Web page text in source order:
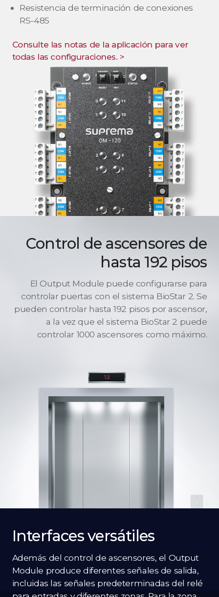
Resistencia de terminación de conexiones
RS-485
Consulte las notas de la aplicación para ver
todas las configuraciones. >
Control de ascensores de
hasta 192 pisos
El Output Module puede configurarse para
controlar puertas con el sistema BioStar 2. Se
pueden controlar hasta 192 pisos por ascensor,
a la vez que el sistema BioStar 2 puede
controlar 1000 ascensores como máximo.
Interfaces versátiles
Además del control de ascensores, el Output
Module produce diferentes señales de salida,
incluidas las señales predeterminadas del relé